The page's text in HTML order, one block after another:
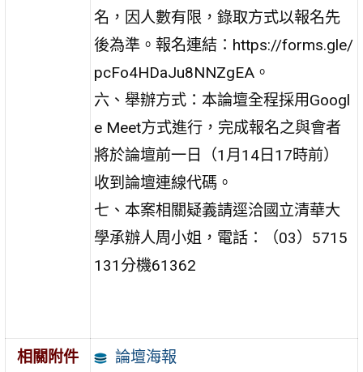
名，因人數有限，錄取方式以報名先
後為準。報名連結：https://forms.gle/
pcFo4HDaJu8NNZgEA。
六、舉辦方式：本論壇全程採用Googl
e Meet方式進行，完成報名之與會者
將於論壇前一日（1月14日17時前）
收到論壇連線代碼。
七、本案相關疑義請逕洽國立清華大
學承辦人周小姐，電話：（03）5715
131分機61362
相關附件 論壇海報